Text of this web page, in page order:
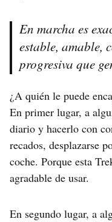
En marcha es
estable, amable,
progresiva que
¿A quién le puede
En primer lugar, a
diario y hacerlo con
recados, desplazarse
coche. Porque esta
agradable de usar.
En segundo lugar, a